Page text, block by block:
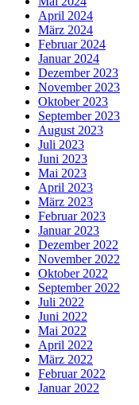
April 2024
März 2024
Februar 2024
Januar 2024
Dezember 2023
November 2023
Oktober 2023
September 2023
August 2023
Juli 2023
Juni 2023
Mai 2023
April 2023
März 2023
Februar 2023
Januar 2023
Dezember 2022
November 2022
Oktober 2022
September 2022
Juli 2022
Juni 2022
Mai 2022
April 2022
März 2022
Februar 2022
Januar 2022